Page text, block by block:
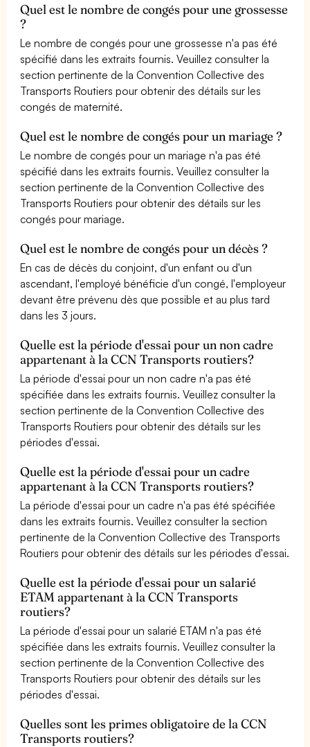
Quel est le nombre de congés pour une grossesse
?
Le nombre de congés pour une grossesse n'a pas été
spécifié dans les extraits fournis. Veuillez consulter la
section pertinente de la Convention Collective des
Transports Routiers pour obtenir des détails sur les
congés de maternité.
Quel est le nombre de congés pour un mariage ?
Le nombre de congés pour un mariage n'a pas été
spécifié dans les extraits fournis. Veuillez consulter la
section pertinente de la Convention Collective des
Transports Routiers pour obtenir des détails sur les
congés pour mariage.
Quel est le nombre de congés pour un décès ?
En cas de décès du conjoint, d'un enfant ou d'un
ascendant, l'employé bénéficie d'un congé, l'employeur
devant être prévenu dès que possible et au plus tard
dans les 3 jours.
Quelle est la période d'essai pour un non cadre
appartenant à la CCN Transports routiers?
La période d'essai pour un non cadre n'a pas été
spécifiée dans les extraits fournis. Veuillez consulter la
section pertinente de la Convention Collective des
Transports Routiers pour obtenir des détails sur les
périodes d'essai.
Quelle est la période d'essai pour un cadre
appartenant à la CCN Transports routiers?
La période d'essai pour un cadre n'a pas été spécifiée
dans les extraits fournis. Veuillez consulter la section
pertinente de la Convention Collective des Transports
Routiers pour obtenir des détails sur les périodes d'essai.
Quelle est la période d'essai pour un salarié
ETAM appartenant à la CCN Transports
routiers?
La période d'essai pour un salarié ETAM n'a pas été
spécifiée dans les extraits fournis. Veuillez consulter la
section pertinente de la Convention Collective des
Transports Routiers pour obtenir des détails sur les
périodes d'essai.
Quelles sont les primes obligatoire de la CCN
Transports routiers?